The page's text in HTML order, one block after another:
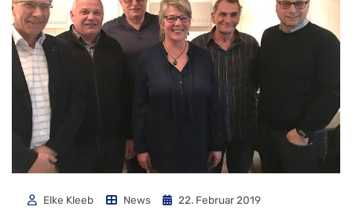
Elke Kleeb News 22. Februar 2019